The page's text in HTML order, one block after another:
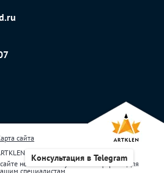
сайта
не являются публичной офертой. Для
специалистам.
Консультация в Telegram